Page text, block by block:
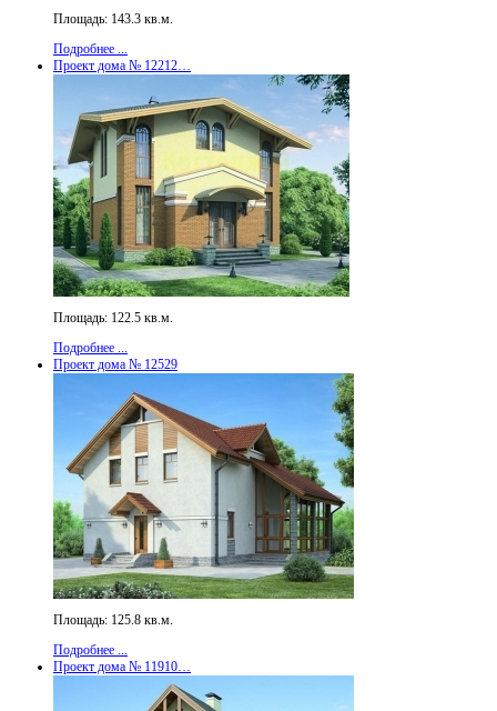
Площадь: 143.3 кв.м.
Подробнее ...
Проект дома № 12212…
Площадь: 122.5 кв.м.
Подробнее ...
Проект дома № 12529
Площадь: 125.8 кв.м.
Подробнее ...
Проект дома № 11910…